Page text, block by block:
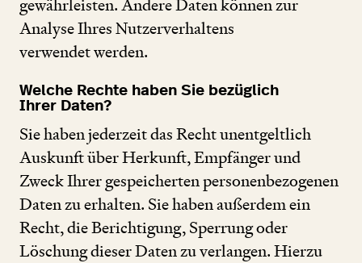
gewährleisten. Andere Daten können zur
Analyse Ihres Nutzerverhaltens
verwendet werden.
Welche Rechte haben Sie bezüglich
Ihrer Daten?
Sie haben jederzeit das Recht unentgeltlich
Auskunft über Herkunft, Empfänger und
Zweck Ihrer gespeicherten personenbezogenen
Daten zu erhalten. Sie haben außerdem ein
Recht, die Berichtigung, Sperrung oder
Löschung dieser Daten zu verlangen. Hierzu